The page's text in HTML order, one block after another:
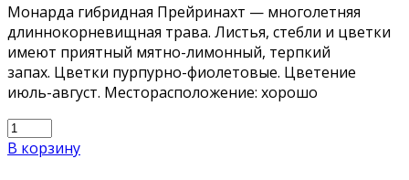
Монарда гибридная Прейринахт — многолетняя
длиннокорневищная трава. Листья, стебли и цветки
имеют приятный мятно-лимонный, терпкий
запах. Цветки пурпурно-фиолетовые. Цветение
июль-август. Месторасположение: хорошо
В корзину